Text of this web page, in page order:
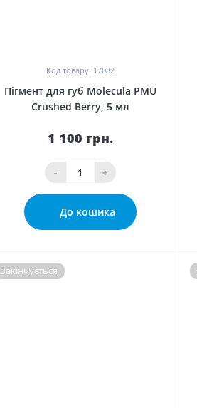
Код товару: 17082
Пігмент для губ Molecula PMU
Crushed Berry, 5 мл
1 100 грн.
- +
До кошика
Закінчується